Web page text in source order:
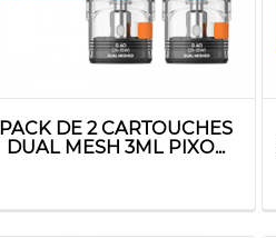
PACK DE 2 CARTOUCHES
DUAL MESH 3ML PIXO...